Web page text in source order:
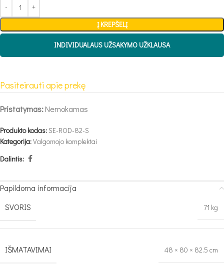
Į KREPŠELĮ
INDIVIDUALAUS UŽSAKYMO UŽKLAUSA
Pasiteirauti apie prekę
Pristatymas:Nemokamas
Produkto kodas:SE-ROD-82-S
Kategorija:Valgomojo komplektai
Dalintis:
Papildoma informacija
SVORIS
71 kg
IŠMATAVIMAI 48 × 80 × 82.5 cm